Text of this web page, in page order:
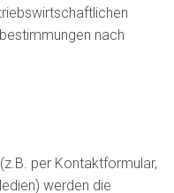
nach
per Kontaktformular,
werden die